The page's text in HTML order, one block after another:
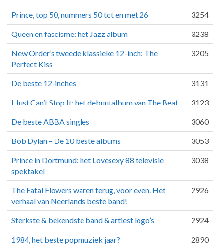
Prince, top 50, nummers 50 tot en met 26 3254
Queen en fascisme: het Jazz album 3238
New Order’s tweede klassieke 12-inch: The
Perfect Kiss
3205
De beste 12-inches 3131
I Just Can’t Stop It: het debuutalbum van The Beat 3123
De beste ABBA singles 3060
Bob Dylan – De 10 beste albums 3053
Prince in Dortmund: het Lovesexy 88 televisie
spektakel
3038
The Fatal Flowers waren terug, voor even. Het
verhaal van Neerlands beste band!
2926
Sterkste & bekendste band & artiest logo’s 2924
1984, het beste popmuziek jaar? 2890